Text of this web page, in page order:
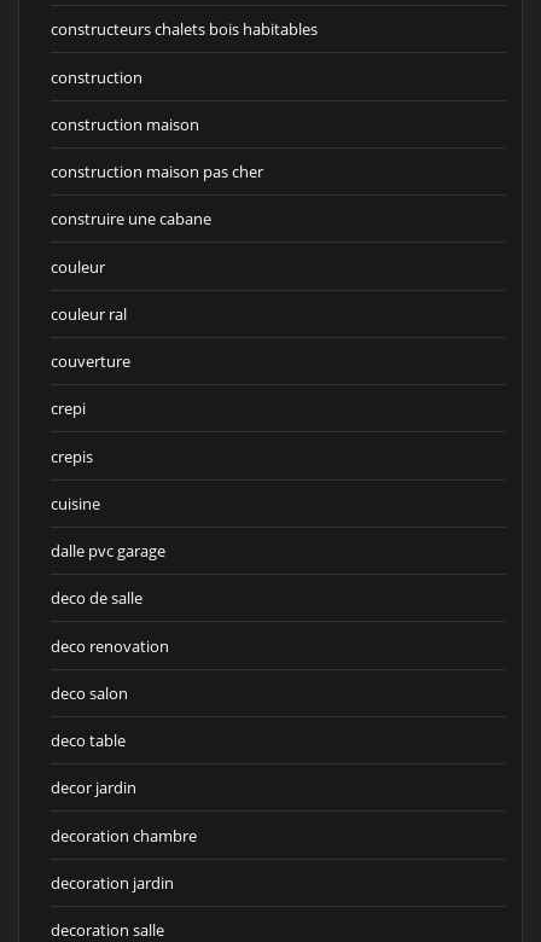
constructeurs chalets bois habitables
construction
construction maison
construction maison pas cher
construire une cabane
couleur
couleur ral
couverture
crepi
crepis
cuisine
dalle pvc garage
deco de salle
deco renovation
deco salon
deco table
decor jardin
decoration chambre
decoration jardin
decoration salle